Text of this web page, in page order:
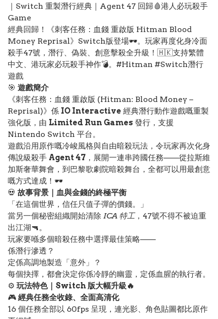
｜Switch 重製潛行經典｜Agent 47 回歸🩸港人必玩殺手
Game
經典回歸！《刺客任務：血錢 重啟版 Hitman Blood
Money Reprisal》Switch版登場🕶️。玩家再度化身冷面
殺手47號，潛行、偽裝、創意擊殺全升級！🇭🇰支持繁體
中文、港玩家必玩殺手神作💣。#Hitman #Switch潛行
遊戲
🎯 遊戲簡介
《刺客任務：血錢 重啟版 (Hitman: Blood Money –
Reprisal)》係 IO Interactive 經典潛行動作遊戲嘅重製
強化版，由 Limited Run Games 發行，支援
Nintendo Switch 平台。
遊戲沿用原作嘅冷峻風格與自由暗殺玩法，令玩家再次化身
傳說級殺手 Agent 47 ，展開一連串跨國任務——從拉斯維
加斯奢華舞會，到巴黎歌劇院暗殺舞台，全都可以用最創意
嘅方式達成！🕶️
💀 故事背景｜血與金錢的終極平衡
「在這個世界，信任只值子彈的價錢。」
當另一個秘密組織開始清除 ICA 特工，47號不得不被迫重
出江湖🔫。
玩家要喺多個暗殺任務中選擇最佳策略——
係潛行滲透？
定係高調地製造「意外」？
每個抉擇，都會決定你係冷靜的幽靈，定係血腥的執行者。
⚙️ 玩法特色｜Switch 版大幅升級🔥
🎮 經典任務全收錄、全面高清化
16 個任務全部以 60fps 呈現，連光影、角色貼圖都比原作